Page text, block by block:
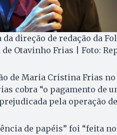
direção de redação da
Otavinho Frias | Foto:
de Maria Cristina Frias no
cobra “o pagamento de
prejudicada pela operação
de papéis” foi “feita no